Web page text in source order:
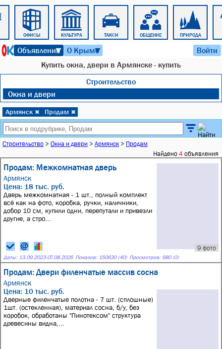
ОФИСЫ КУЛЬТУРА ТАКСИ ОБЩЕНИЕ ПРИРОДА
Объявления
▼ О Крыме
▼ Войти
Купить окна, двери в Армянске - купить
Строительство
Окна и двери
Армянск ✖ Продам ✖
Строительство > Окна и двери > Армянск > Продам
Найдено 4 объявления
Продам: Межкомнатная дверь
Армянск
9 фото
Цена: 18 тыс. руб.
Дверь межкомнатная - 1 шт., полный комплект
всё как на фото, коробка, ручки, наличники,
добор 10 см, купили одни, перепутали и привезли
другие, а стро...
Даты: 13.09.2023-07.08.2026 Показов: 150630 (40) Просмотров: 680 (0)
Продам: Двери филенчатые массив сосна
Армянск
Цена: 10 тыс. руб.
Дверные филенчатые полотна - 7 шт. (сплошные)
1шт. (остекленная), материал сосна, б/у, без
коробок, обработаны "Пинотексом" структура
древесины видна,...